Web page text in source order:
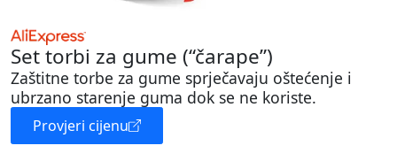
Set torbi za gume (“čarape”)
Zaštitne torbe za gume sprječavaju oštećenje i
ubrzano starenje guma dok se ne koriste.
Provjeri cijenu